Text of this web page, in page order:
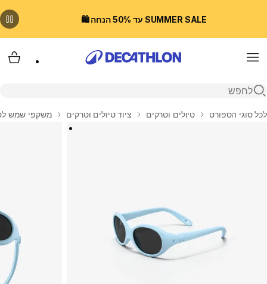
SUMMER SALE עד 50% הנחה 🛍️
Menu
פתיחת חיפוש
בית
לכל סוגי הספורט טיולים וטרקים ציוד טיולים וטרקים משקפי שמש